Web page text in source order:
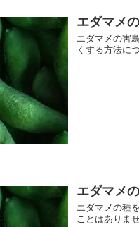
エダマメ
エダマメの害
くする方法に
エダマメ
エダマメの種
ことはありま